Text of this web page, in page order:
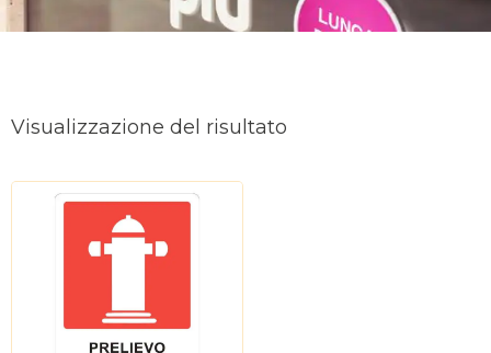
Visualizzazione del risultato